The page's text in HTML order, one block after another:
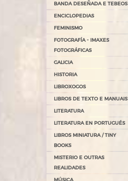
BANDA DESEÑADA E TEBEOS
ENCICLOPEDIAS
FEMINISMO
FOTOGRAFÍA - IMAXES
FOTOGRÁFICAS
GALICIA
HISTORIA
LIBROXOGOS
LIBROS DE TEXTO E MANUAIS
LITERATURA
LITERATURA EN PORTUGUÉS
LIBROS MINIATURA / TINY
BOOKS
MISTERIO E OUTRAS
REALIDADES